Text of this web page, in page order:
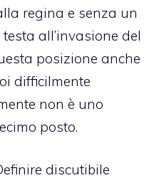
regina e senza un
all’invasione del
posizione anche
difficilmente
non è uno
posto.
discutibile